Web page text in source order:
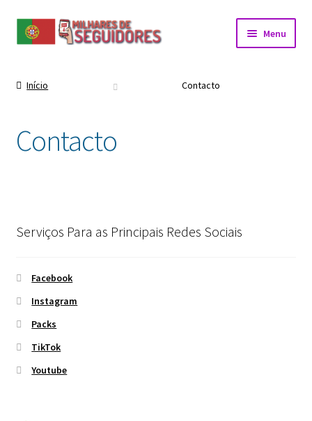
Menu
Início Contacto
Contacto
Serviços Para as Principais Redes Sociais
Facebook
Instagram
Packs
TikTok
Youtube